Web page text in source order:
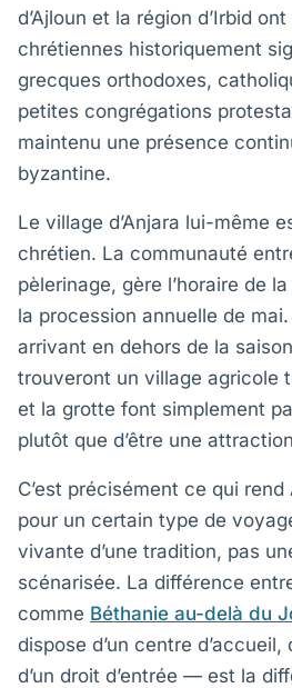
d’Ajloun et la région d’Irbid
chrétiennes historiquement
grecques orthodoxes,
petites congrégations
maintenu une présence
byzantine.
Le village d’Anjara lui-même
chrétien. La communauté
pèlerinage, gère l’horaire de
la procession annuelle de
arrivant en dehors de la
trouveront un village agricole
et la grotte font simplement
plutôt que d’être une
C’est précisément ce qui
pour un certain type de
vivante d’une tradition, pas
scénarisée. La différence
comme Béthanie au-delà du
dispose d’un centre
d’un droit d’entrée — est la